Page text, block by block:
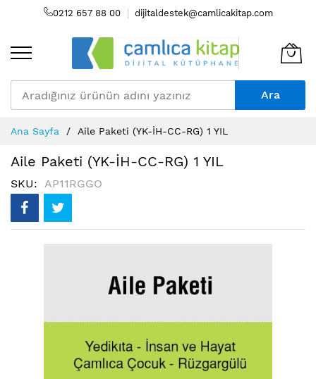
0212 657 88 00 dijitaldestek@camlicakitap.com
Ara
to
Content
Ana Sayfa Aile Paketi (YK-İH-CC-RG) 1 YIL
Aile Paketi (YK-İH-CC-RG) 1 YIL
SKU AP11RGGO